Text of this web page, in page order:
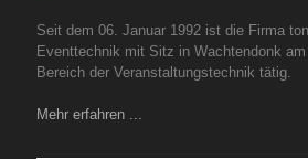
Seit dem 06. Januar 1992 ist die Firma
Eventtechnik mit Sitz in Wachtendonk
Bereich der Veranstaltungstechnik tätig.
Mehr erfahren ...